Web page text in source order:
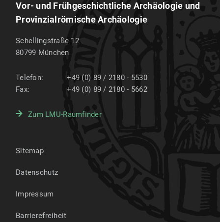
Vor- und Frühgeschichtliche Archäologie und
Provinzialrömische Archäologie
Schellingstraße 12
80799 München
Telefon:
+49 (0) 89 / 2180 - 5530
Fax:
+49 (0) 89 / 2180 - 5662
Zum LMU-Raumfinder
Sitemap
Datenschutz
Impressum
Barrierefreiheit